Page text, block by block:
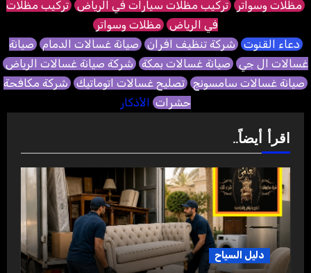
مظلات وسواتر تركيب مظلات سيارات في الرياض تركيب مظلات
في الرياض مظلات وسواتر
دعاء القنوت شركة تنظيف افران صيانة غسالات الدمام صيانة
غسالات ال جي صيانة غسالات بمكة شركة صيانة غسالات الرياض
صيانة غسالات سامسونج تصليح غسالات اتوماتيك شركة مكافحة
حشرات الأذكار
اقرأ أيضاً..
دليل السياح